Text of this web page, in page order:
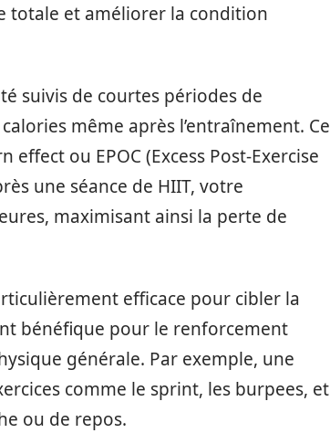
totale et améliorer la condition
suivis de courtes périodes de
même après l’entraînement. Ce
ou EPOC (Excess Post-Exercise
une séance de HIIT, votre
maximisant ainsi la perte de
efficace pour cibler la
bénéfique pour le renforcement
générale. Par exemple, une
comme le sprint, les burpees, et
ou de repos.